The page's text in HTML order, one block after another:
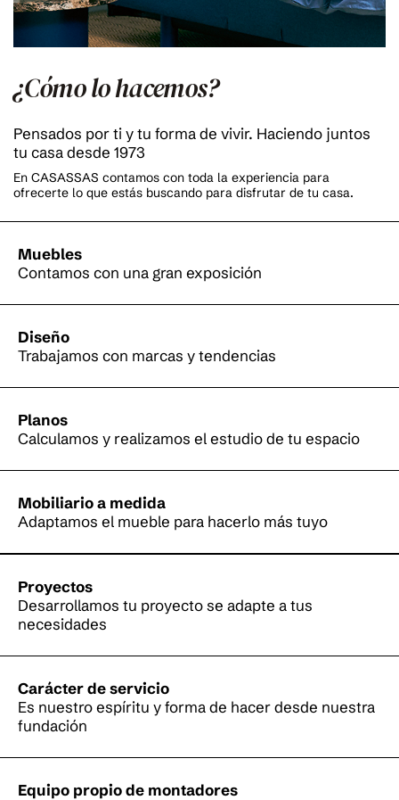
¿Cómo lo hacemos?
Pensados por ti y tu forma de vivir. Haciendo juntos
tu casa desde 1973
En CASASSAS contamos con toda la experiencia para
ofrecerte lo que estás buscando para disfrutar de tu casa.
Muebles
Contamos con una gran exposición
Diseño
Trabajamos con marcas y tendencias
Planos
Calculamos y realizamos el estudio de tu espacio
Mobiliario a medida
Adaptamos el mueble para hacerlo más tuyo
Proyectos
Desarrollamos tu proyecto se adapte a tus
necesidades
Carácter de servicio
Es nuestro espíritu y forma de hacer desde nuestra
fundación
Equipo propio de montadores